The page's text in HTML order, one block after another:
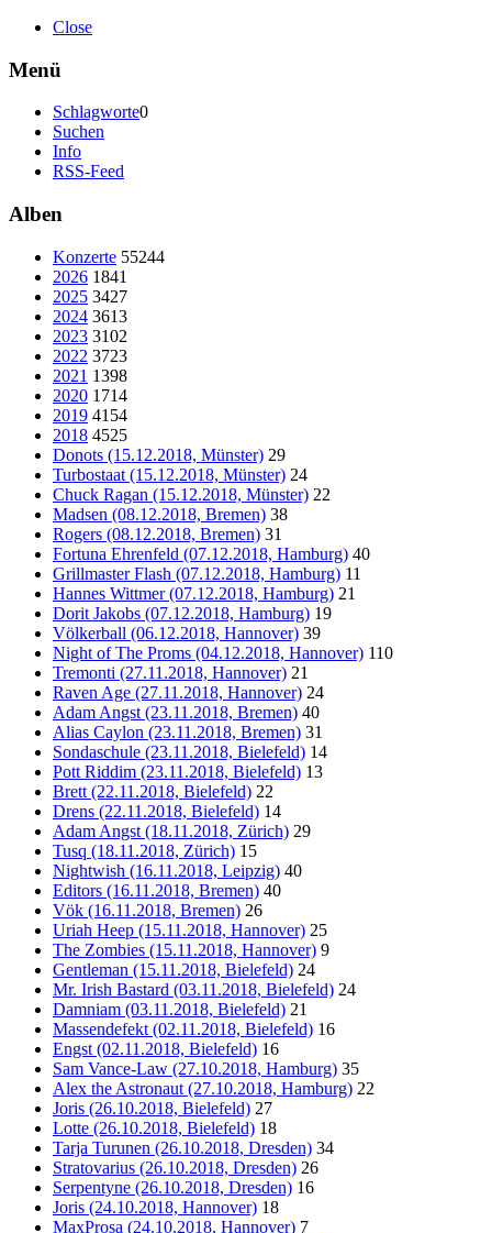
Close
Menü
Schlagworte0
Suchen
Info
RSS-Feed
Alben
Konzerte 55244
2026 1841
2025 3427
2024 3613
2023 3102
2022 3723
2021 1398
2020 1714
2019 4154
2018 4525
Donots (15.12.2018, Münster) 29
Turbostaat (15.12.2018, Münster) 24
Chuck Ragan (15.12.2018, Münster) 22
Madsen (08.12.2018, Bremen) 38
Rogers (08.12.2018, Bremen) 31
Fortuna Ehrenfeld (07.12.2018, Hamburg) 40
Grillmaster Flash (07.12.2018, Hamburg) 11
Hannes Wittmer (07.12.2018, Hamburg) 21
Dorit Jakobs (07.12.2018, Hamburg) 19
Völkerball (06.12.2018, Hannover) 39
Night of The Proms (04.12.2018, Hannover) 110
Tremonti (27.11.2018, Hannover) 21
Raven Age (27.11.2018, Hannover) 24
Adam Angst (23.11.2018, Bremen) 40
Alias Caylon (23.11.2018, Bremen) 31
Sondaschule (23.11.2018, Bielefeld) 14
Pott Riddim (23.11.2018, Bielefeld) 13
Brett (22.11.2018, Bielefeld) 22
Drens (22.11.2018, Bielefeld) 14
Adam Angst (18.11.2018, Zürich) 29
Tusq (18.11.2018, Zürich) 15
Nightwish (16.11.2018, Leipzig) 40
Editors (16.11.2018, Bremen) 40
Vök (16.11.2018, Bremen) 26
Uriah Heep (15.11.2018, Hannover) 25
The Zombies (15.11.2018, Hannover) 9
Gentleman (15.11.2018, Bielefeld) 24
Mr. Irish Bastard (03.11.2018, Bielefeld) 24
Damniam (03.11.2018, Bielefeld) 21
Massendefekt (02.11.2018, Bielefeld) 16
Engst (02.11.2018, Bielefeld) 16
Sam Vance-Law (27.10.2018, Hamburg) 35
Alex the Astronaut (27.10.2018, Hamburg) 22
Joris (26.10.2018, Bielefeld) 27
Lotte (26.10.2018, Bielefeld) 18
Tarja Turunen (26.10.2018, Dresden) 34
Stratovarius (26.10.2018, Dresden) 26
Serpentyne (26.10.2018, Dresden) 16
Joris (24.10.2018, Hannover) 18
MaxProsa (24.10.2018, Hannover) 7